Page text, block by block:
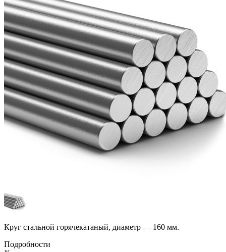
Круг стальной горячекатаный, диаметр — 160 мм.
Подробности